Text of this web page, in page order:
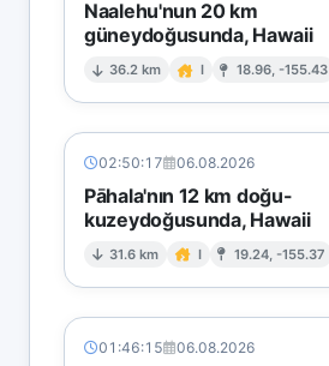
Naalehu'nun 20 km
güneydoğusunda, Hawaii
36.2 km I 18.96, -155.43
02:50:17 06.08.2026
Pāhala'nın 12 km doğu-
kuzeydoğusunda, Hawaii
31.6 km I 19.24, -155.37
01:46:15 06.08.2026